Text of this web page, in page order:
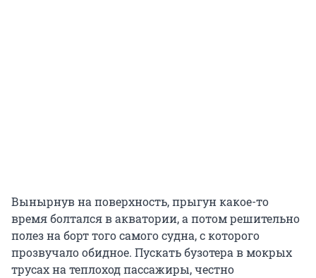
Вынырнув на поверхность, прыгун какое-то
время болтался в акватории, а потом решительно
полез на борт того самого судна, с которого
прозвучало обидное. Пускать бузотера в мокрых
трусах на теплоход пассажиры, честно